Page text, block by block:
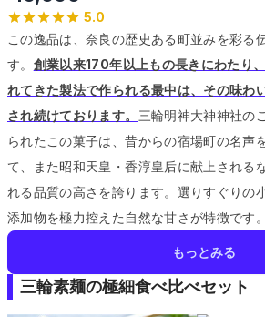
5.0
この逸品は、奈良の歴史ある町並みを彩る
す。 創業以来170年以上もの長きにわたり
れてきた製法で作られる最中は、その味わ
され続けております。 三輪明神大神神社の
られたこの菓子は、昔からの宿場町の名声
て、また昭和天皇・香淳皇后に献上される
れる品質の高さを誇ります。 選りすぐりの
添加物を極力控えた自然な甘さが特徴です。
もっとみる
三輪素麺の極細食べ比べセット